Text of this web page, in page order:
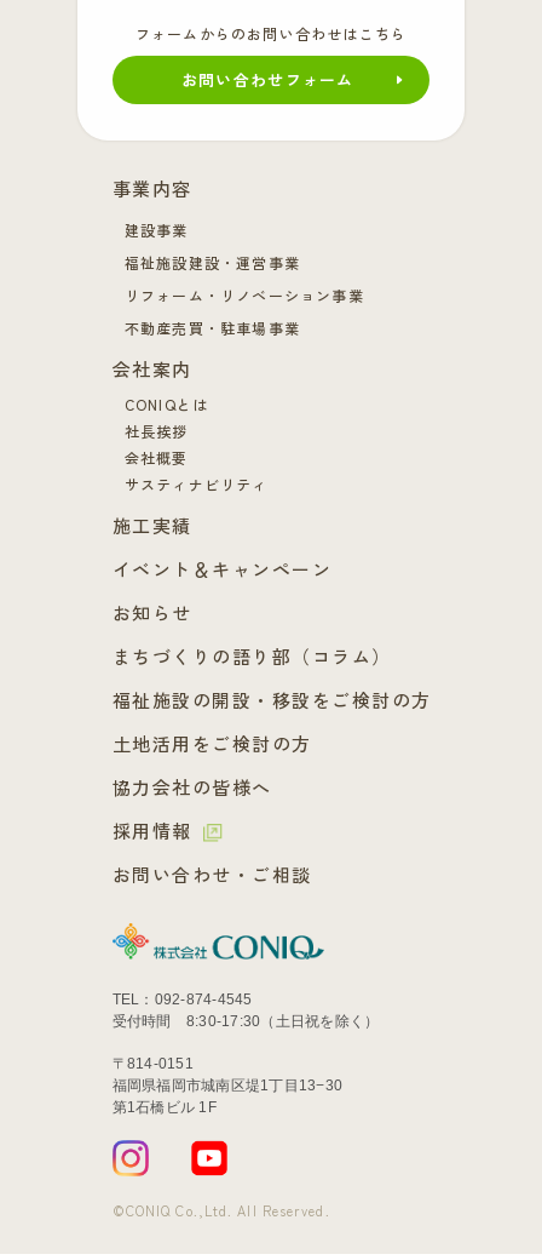
フォームからのお問い合わせはこちら
お問い合わせフォーム
事業内容
建設事業
福祉施設建設・運営事業
リフォーム・リノベーション事業
不動産売買・駐車場事業
会社案内
CONIQとは
社長挨拶
会社概要
サスティナビリティ
施工実績
イベント＆キャンペーン
お知らせ
まちづくりの語り部（コラム）
福祉施設の開設・移設をご検討の方
土地活用をご検討の方
協力会社の皆様へ
採用情報
お問い合わせ・ご相談
TEL：092-874-4545
受付時間 8:30-17:30（土日祝を除く）
〒814-0151
福岡県福岡市城南区堤1丁目13−30
第1石橋ビル 1F
©CONIQ Co.,Ltd. All Reserved.